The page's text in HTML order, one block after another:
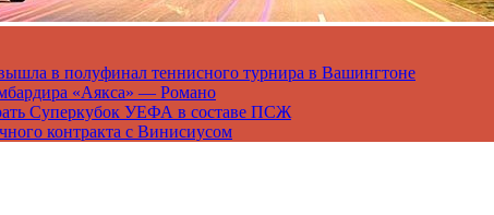
в полуфинал теннисного турнира в Вашингтоне
«Аякса» — Романо
Суперкубок УЕФА в составе ПСЖ
контракта с Винисиусом